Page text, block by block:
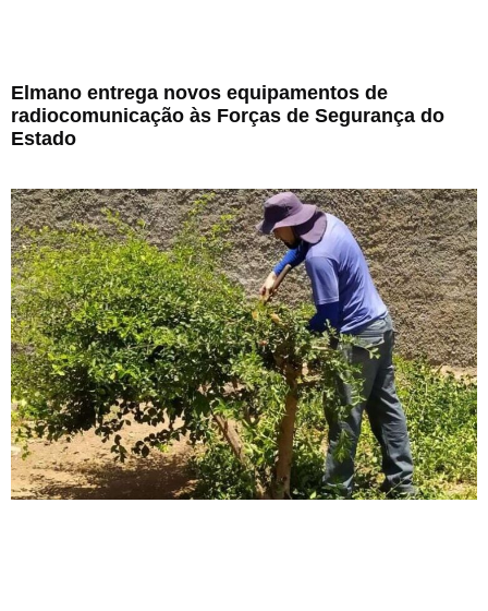
Elmano entrega novos equipamentos de
radiocomunicação às Forças de Segurança do
Estado